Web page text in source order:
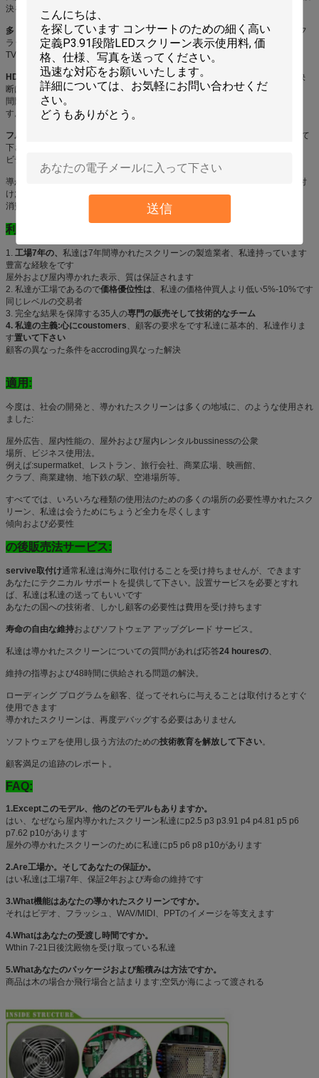
送信
決を完了します
多くの演劇ファイルの支持:ビデオ、テキスト、映像、グラフィック、PPT、フ
ラッシュおよび源
TVから、VCD、DVD等
HDは及び大いにリフレッシュ レートを:各々の導かれたモジュールのための決
断は32*16、そう観覧です
間隔は10メートルですまたは多くは、効果このモデルのために十分によいで
す。
フル カラー:
1導かれたランプ、優秀な色の性能のSMD3535 3を採用し、示して
下さい
ビデオ ベストおよび現実の内容
導かれたモジュールおよびキャビネットを防水して下さい;容易な維持及び取付
け;相対的な低い電力
消費;広い視野角
利点:
1. 工場7年の、 私達は7年間導かれたスクリーンの製造業者、私達持っています
豊富な経験をです
屋外および屋内導かれた表示、質は保証されます
2. 私達が工場であるので価格優位性は、私達の価格仲買人より低い5%-10%です
同じレベルの交易者
3. 完全な結果を保障する35人の専門の販売そして技術的なチーム
4. 私達の主義:心にcoustomers、顧客の要求をです私達に基本的、私達作りま
す置いて下さい
顧客の異なった条件をaccroding異なった解決
適用:
今度は、社会の開発と、導かれたスクリーンは多くの地域に、のような使用され
ました:
屋外広告、屋内性能の、屋外および屋内レンタルbussinessの公衆
場所、ビジネス使用法。
例えば:supermatket、レストラン、旅行会社、商業広場、映画館、
クラブ、商業建物、地下鉄の駅、空港場所等。
すべてでは、いろいろな種類の使用法のための多くの場所の必要性導かれたスク
リーン、私達は会うためにちょうど全力を尽くします
傾向および必要性
の後販売法サービス:
servive取付け通常私達は海外に取付けることを受け持ちませんが、できます
あなたにテクニカル サポートを提供して下さい。設置サービスを必要とすれ
ば、私達は私達の送ってもいいです
あなたの国への技術者、しかし顧客の必要性は費用を受け持ちます
寿命の自由な維持およびソフトウェア アップグレード サービス。
私達は導かれたスクリーンについての質問があれば応答24 houresの、
維持の指導および48時間に供給される問題の解決。
ローディング プログラムを顧客、従ってそれらに与えることは取付けるとすぐ
使用できます
導かれたスクリーンは、再度デバッグする必要はありません
ソフトウェアを使用し扱う方法のための技術教育を解放して下さい。
顧客満足の追跡のレポート。
FAQ:
1.Exceptこのモデル、他のどのモデルもありますか。
はい、なぜなら屋内導かれたスクリーン私達にp2.5 p3 p3.91 p4 p4.81 p5 p6
p7.62 p10があります
屋外の導かれたスクリーンのために私達にp5 p6 p8 p10があります
2.Are工場か。そしてあなたの保証か。
はい私達は工場7年、保証2年および寿命の維持です
3.What機能はあなたの導かれたスクリーンですか。
それはビデオ、フラッシュ、WAV/MIDI、PPTのイメージを等支えます
4.Whatはあなたの受渡し時間ですか。
Wthin 7-21日後沈殿物を受け取っている私達
5.Whatあなたのパッケージおよび船積みは方法ですか。
商品は木の場合か飛行場合と詰まります;空気か海によって渡される